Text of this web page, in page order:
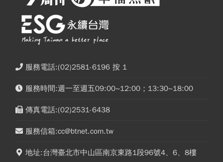
服務電話:(02)2581-6196 按 1
服務時間:週一至週五09:00~12:00；13:30~18:00
傳真電話:(02)2531-6438
服務信箱:cc@btnet.com.tw
地址:台灣臺北市中山區南京東路1段96號4、6、8樓